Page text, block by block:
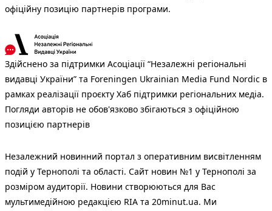
офіційну позицію партнерів програми.
Здійснено за підтримки Асоціації “Незалежні регіональні
видавці України” та Foreningen Ukrainian Media Fund Nordic в
рамках реалізації проєкту Хаб підтримки регіональних медіа.
Погляди авторів не обов'язково збігаються з офіційною
позицією партнерів
Незалежний новинний портал з оперативним висвітленням
подій у Тернополі та області. Сайт новин №1 у Тернополі за
розміром аудиторії. Новини створюються для Вас
мультимедійною редакцією RIA та 20minut.ua. Ми